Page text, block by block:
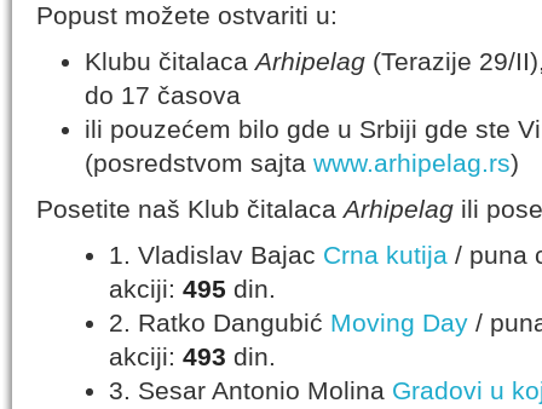
Popust možete ostvariti u:
Klubu čitalacaArhipelag (Terazije 29/
do 17 časova
ili pouzećem bilo gde u Srbiji gde ste
(posredstvom sajta www.arhipelag.rs)
Posetite naš Klub čitalacaArhipelag ili
1. Vladislav Bajac Crna kutija / puna
akciji: 495 din.
2. Ratko Dangubić Moving Day /
akciji: 493 din.
3. Sesar Antonio Molina Gradovi u